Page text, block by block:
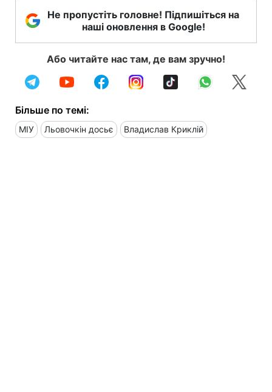
Не пропустіть головне! Підпишіться на
наші оновлення в Google!
Або читайте нас там, де вам зручно!
Більше по темі:
МІУ Льовочкін досьє Владислав Криклій